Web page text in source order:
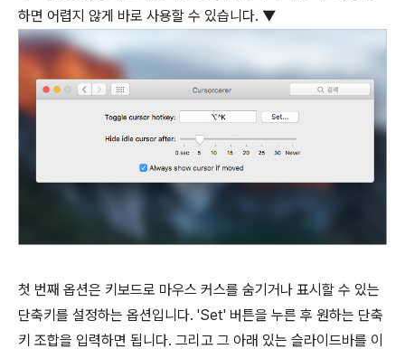
하면 어렵지 않게 바로 사용할 수 있습니다. ▼
첫 번째 옵션은 키보드로 마우스 커스를 숨기거나 표시할 수 있는
단축키를 설정하는 옵션입니다. 'Set' 버튼을 누른 후 원하는 단축
키 조합을 입력하면 됩니다. 그리고 그 아래 있는 슬라이드바를 이